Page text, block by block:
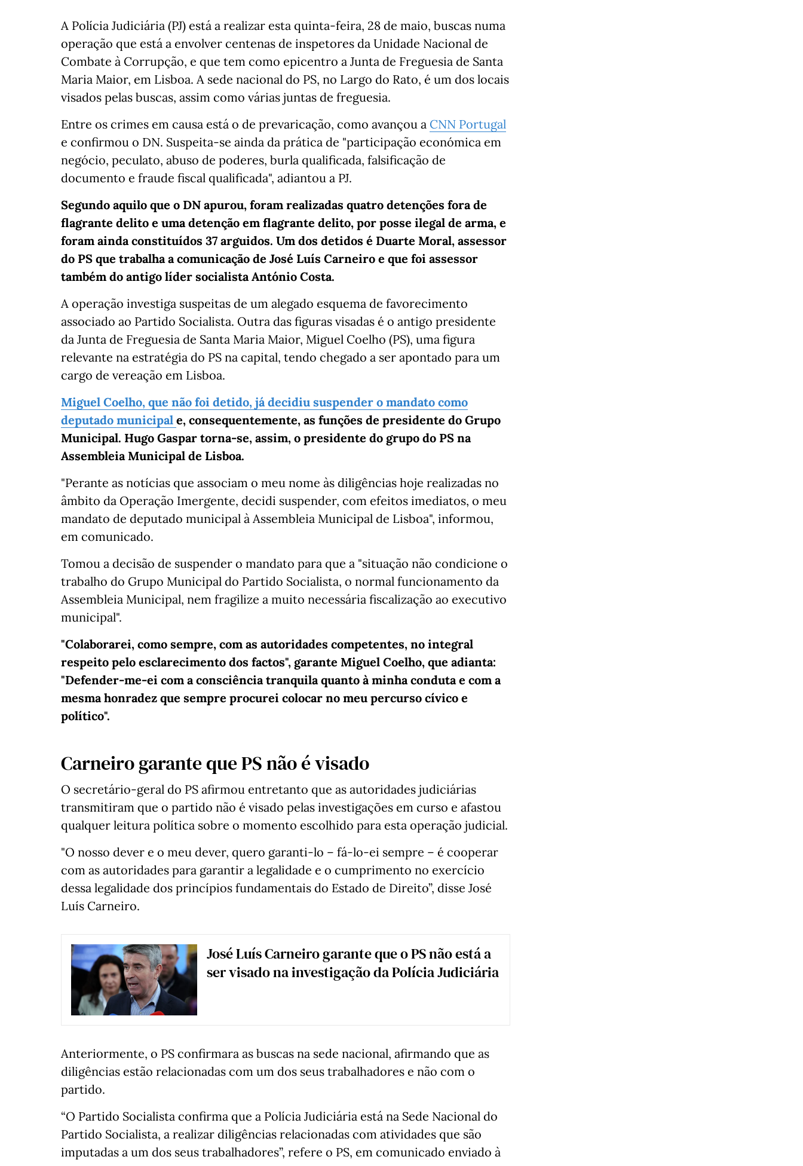
A Polícia Judiciária (PJ) está a realizar esta quinta-feira, 28 de maio, buscas numa
operação que está a envolver centenas de inspetores da Unidade Nacional de
Combate à Corrupção, e que tem como epicentro a Junta de Freguesia de Santa
Maria Maior, em Lisboa. A sede nacional do PS, no Largo do Rato, é um dos locais
visados pelas buscas, assim como várias juntas de freguesia.
Entre os crimes em causa está o de prevaricação, como avançou a CNN Portugal
e confirmou o DN. Suspeita-se ainda da prática de "participação económica em
negócio, peculato, abuso de poderes, burla qualificada, falsificação de
documento e fraude fiscal qualificada", adiantou a PJ.
Segundo aquilo que o DN apurou, foram realizadas quatro detenções fora de
flagrante delito e uma detenção em flagrante delito, por posse ilegal de arma, e
foram ainda constituídos 37 arguidos. Um dos detidos é Duarte Moral, assessor
do PS que trabalha a comunicação de José Luís Carneiro e que foi assessor
também do antigo líder socialista António Costa.
A operação investiga suspeitas de um alegado esquema de favorecimento
associado ao Partido Socialista. Outra das figuras visadas é o antigo presidente
da Junta de Freguesia de Santa Maria Maior, Miguel Coelho (PS), uma figura
relevante na estratégia do PS na capital, tendo chegado a ser apontado para um
cargo de vereação em Lisboa.
Miguel Coelho, que não foi detido, já decidiu suspender o mandato como
deputado municipal e, consequentemente, as funções de presidente do Grupo
Municipal. Hugo Gaspar torna-se, assim, o presidente do grupo do PS na
Assembleia Municipal de Lisboa.
"Perante as notícias que associam o meu nome às diligências hoje realizadas no
âmbito da Operação Imergente, decidi suspender, com efeitos imediatos, o meu
mandato de deputado municipal à Assembleia Municipal de Lisboa", informou,
em comunicado.
Tomou a decisão de suspender o mandato para que a "situação não condicione o
trabalho do Grupo Municipal do Partido Socialista, o normal funcionamento da
Assembleia Municipal, nem fragilize a muito necessária fiscalização ao executivo
municipal".
"Colaborarei, como sempre, com as autoridades competentes, no integral
respeito pelo esclarecimento dos factos", garante Miguel Coelho, que adianta:
"Defender-me-ei com a consciência tranquila quanto à minha conduta e com a
mesma honradez que sempre procurei colocar no meu percurso cívico e
político".
Carneiro garante que PS não é visado
O secretário-geral do PS afirmou entretanto que as autoridades judiciárias
transmitiram que o partido não é visado pelas investigações em curso e afastou
qualquer leitura política sobre o momento escolhido para esta operação judicial.
"O nosso dever e o meu dever, quero garanti-lo – fá-lo-ei sempre – é cooperar
com as autoridades para garantir a legalidade e o cumprimento no exercício
dessa legalidade dos princípios fundamentais do Estado de Direito”, disse José
Luís Carneiro.
José Luís Carneiro garante que o PS não está a
ser visado na investigação da Polícia Judiciária
Anteriormente, o PS confirmara as buscas na sede nacional, afirmando que as
diligências estão relacionadas com um dos seus trabalhadores e não com o
partido.
“O Partido Socialista confirma que a Polícia Judiciária está na Sede Nacional do
Partido Socialista, a realizar diligências relacionadas com atividades que são
imputadas a um dos seus trabalhadores”, refere o PS, em comunicado enviado à